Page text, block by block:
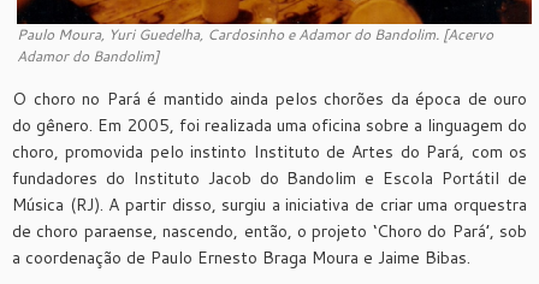
Paulo Moura, Yuri Guedelha, Cardosinho e Adamor do Bandolim. [Acervo
Adamor do Bandolim]
O choro no Pará é mantido ainda pelos chorões da época de ouro
do gênero. Em 2005, foi realizada uma oficina sobre a linguagem do
choro, promovida pelo instinto Instituto de Artes do Pará, com os
fundadores do Instituto Jacob do Bandolim e Escola Portátil de
Música (RJ). A partir disso, surgiu a iniciativa de criar uma orquestra
de choro paraense, nascendo, então, o projeto ‘Choro do Pará’, sob
a coordenação de Paulo Ernesto Braga Moura e Jaime Bibas.